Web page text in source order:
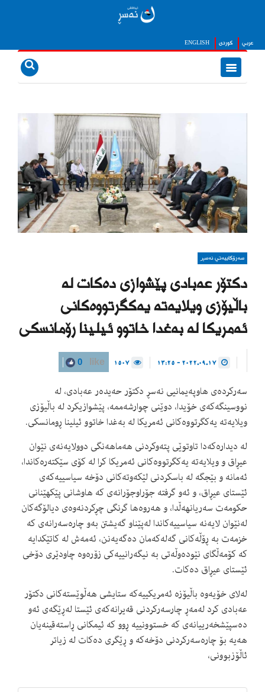
ENGLISH كوردى عربي
سەرۆکاییەتی نەسڕ
دکتۆر عەبادی پێشوازی دەکات لە
باڵیۆزی ویلایەتە یەکگرتووەکانی
ئەمریکا لە بەغدا خاتوو ئیلینا رۆمانسکی
like
0
سەرکردەی هاوپەیمانیی نەسڕ دکتۆر حەیدەر عەبادی، لە
نووسینگەکەی خۆیدا، دوێنی چوارشەممە، پێشوازیکرد لە باڵیۆزی
ویلایەتە یەکگرتووەکانی ئەمریکا لە بەغدا خاتوو ئیلینا ڕومانسکی.
لە دیدارەکەدا تاوتوێی پتەوکردنی هەماهەنگی دوولایەنەی نێوان
عیڕاق و ویلایەتە یەکگرتووەکانی ئەمریکا کرا لە کۆی سێکتەرەکاندا،
ئەمانە و بێجگە لە باسکردنی لێکەوتەکانی دۆخە سیاسییەکەی
ئێستای عیڕاق، و ئەو گرفتە جۆراوجۆرانەی کە هاوشانی پێکهێنانی
حکومەت سەریانهەڵدا، و هەروەها گرنگی چڕکردنەوەی دیالۆگەکان
لەنێوان لایەنە سیاسییەکاندا لەپێناو گەیشتن بەو چارەسەرانەی کە
خزمەت بە ڕۆڵەکانی گەلەکەمان دەگەیەنن، ئەمەش لە کاتێکدایە
کە کۆمەڵگای نێودەوڵەتی بە نیگەرانییەکی زۆرەوە چاودێری دۆخی
ئێستای عیڕاق دەکات.
لەلای خۆیەوە باڵیۆزە ئەمریکییەکە ستایشی هەڵوێستەکانی دکتۆر
عەبادی کرد لەمەڕ چارسەرکردنی قەیرانەکەی ئێستا لەڕێگەی ئەو
دەسپێشخەرییانەی کە خستوونییە ڕوو کە ئیمکانی ڕاستەقینەیان
هەیە بۆ چارەسەرکردنی دۆخەکە و ڕێگری دەکات لە زیاتر
ئاڵۆزبوونی،